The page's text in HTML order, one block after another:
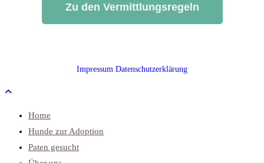
Zu den Vermittlungsregeln
Impressum Datenschutzerklärung
Home
Hunde zur Adoption
Paten gesucht